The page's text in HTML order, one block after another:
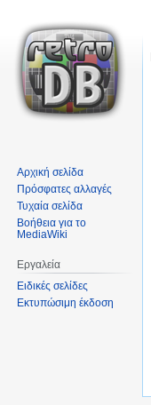
Αρχική σελίδα
Πρόσφατες αλλαγές
Τυχαία σελίδα
Βοήθεια για το
MediaWiki
Εργαλεία
Ειδικές σελίδες
Εκτυπώσιμη έκδοση